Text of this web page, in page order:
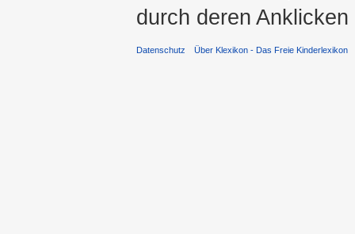
durch deren
Datenschutz Über Klexikon - Das Freie Kinderlexikon